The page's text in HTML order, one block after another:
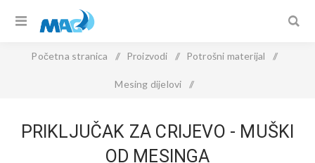
Početna stranica / Proizvodi / Potrošni materijal /
Mesing dijelovi /
PRIKLJUČAK ZA CRIJEVO - MUŠKI
OD MESINGA